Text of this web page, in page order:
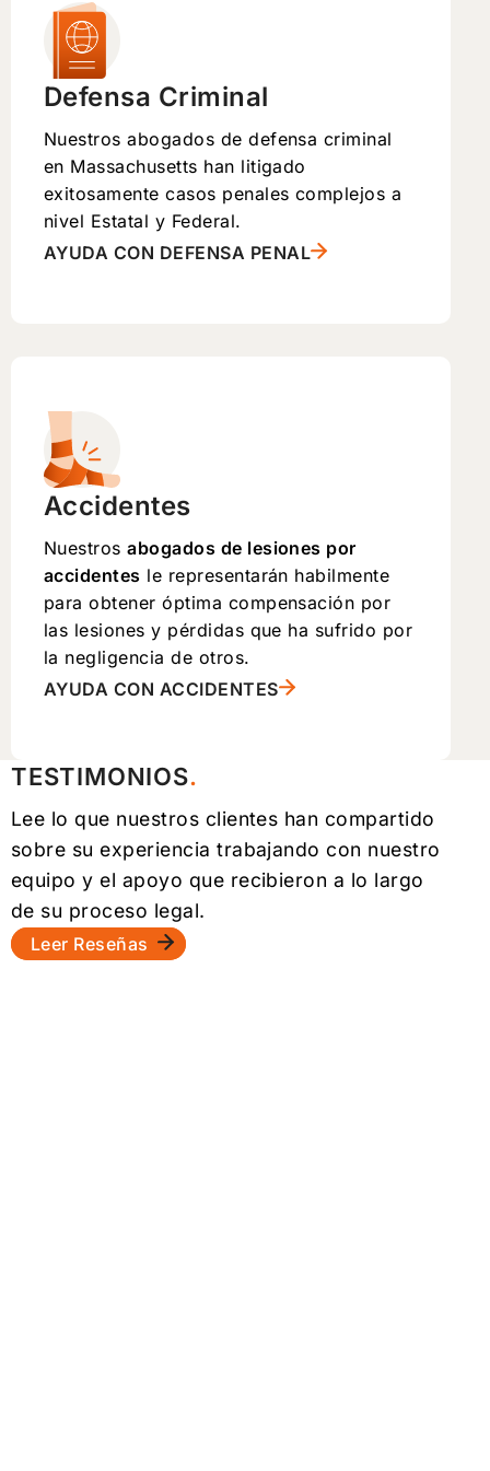
Defensa Criminal
Nuestros abogados de defensa criminal
en Massachusetts han litigado
exitosamente casos penales complejos a
nivel Estatal y Federal.
AYUDA CON DEFENSA PENAL
Accidentes
Nuestrosabogados de lesiones por
accidentes le representarán habilmente
para obtener óptima compensación por
las lesiones y pérdidas que ha sufrido por
la negligencia de otros.
AYUDA CON ACCIDENTES
TESTIMONIOS
Lee lo que nuestros clientes han compartido
sobre su experiencia trabajando con nuestro
equipo y el apoyo que recibieron a lo largo
de su proceso legal.
Leer Reseñas